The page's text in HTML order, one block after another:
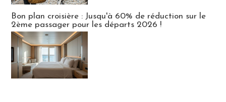
Bon plan croisière : Jusqu'à 60% de réduction sur le
2ème passager pour les départs 2026 !